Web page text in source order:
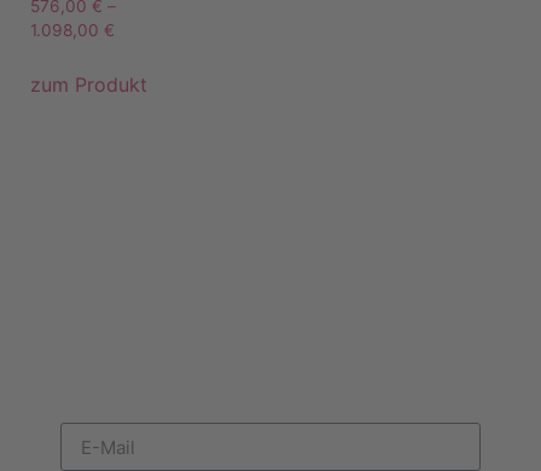
576,00 € –
1.098,00 €
zum Produkt